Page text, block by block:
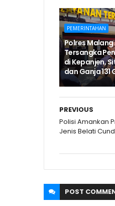
PEMERINTAHAN
Polres
Tersangka
di Kepanjen,
dan Ganja 131
PREVIOUS
Polisi Amankan
Jenis Belati
POST